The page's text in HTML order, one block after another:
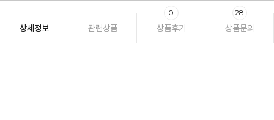
상세정보 관련상품 상품후기
0
상품문의
28